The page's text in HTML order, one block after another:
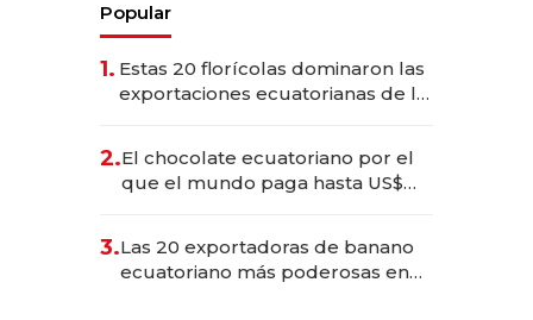
Popular
1. Estas 20 florícolas dominaron las
exportaciones ecuatorianas de la
2.El chocolate ecuatoriano por el
que el mundo paga hasta US$
3.Las 20 exportadoras de banano
ecuatoriano más poderosas en